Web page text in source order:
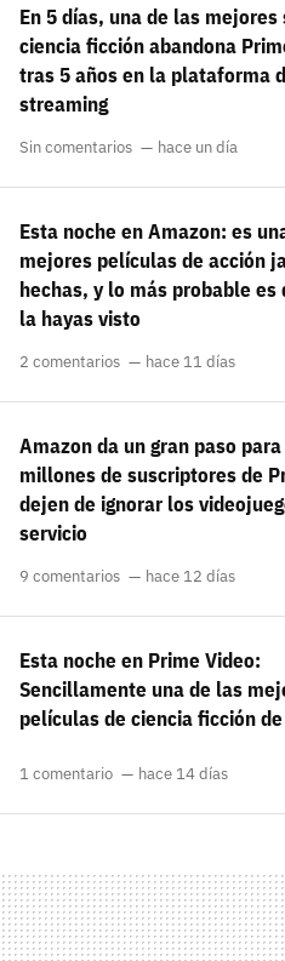
En 5 días, una de las mejores
ciencia ficción abandona
tras 5 años en la plataforma
streaming
Sin comentarios hace un día
Esta noche en Amazon: es
mejores películas de acción
hechas, y lo más probable es
la hayas visto
2 comentarios hace 11 días
Amazon da un gran paso
millones de suscriptores de
dejen de ignorar los
servicio
9 comentarios hace 12 días
Esta noche en Prime Video:
Sencillamente una de las
películas de ciencia ficción
1 comentario hace 14 días
El inicio de sesión
disponible, pero
de 3DJuegos:
Recupera tu
carácter inicial),
o caracteres
He leído y
Registrarse en